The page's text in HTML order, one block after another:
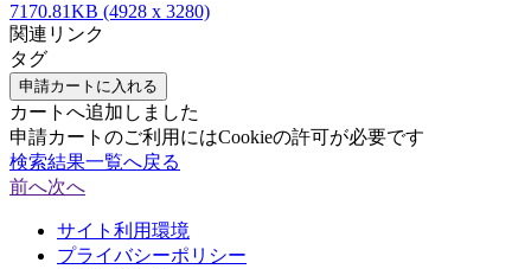
7170.81KB (4928 x 3280)
関連リンク
タグ
申請カートに入れる
カートへ追加しました
申請カートのご利用にはCookieの許可が必要です
検索結果一覧へ戻る
前へ次へ
サイト利用環境
プライバシーポリシー